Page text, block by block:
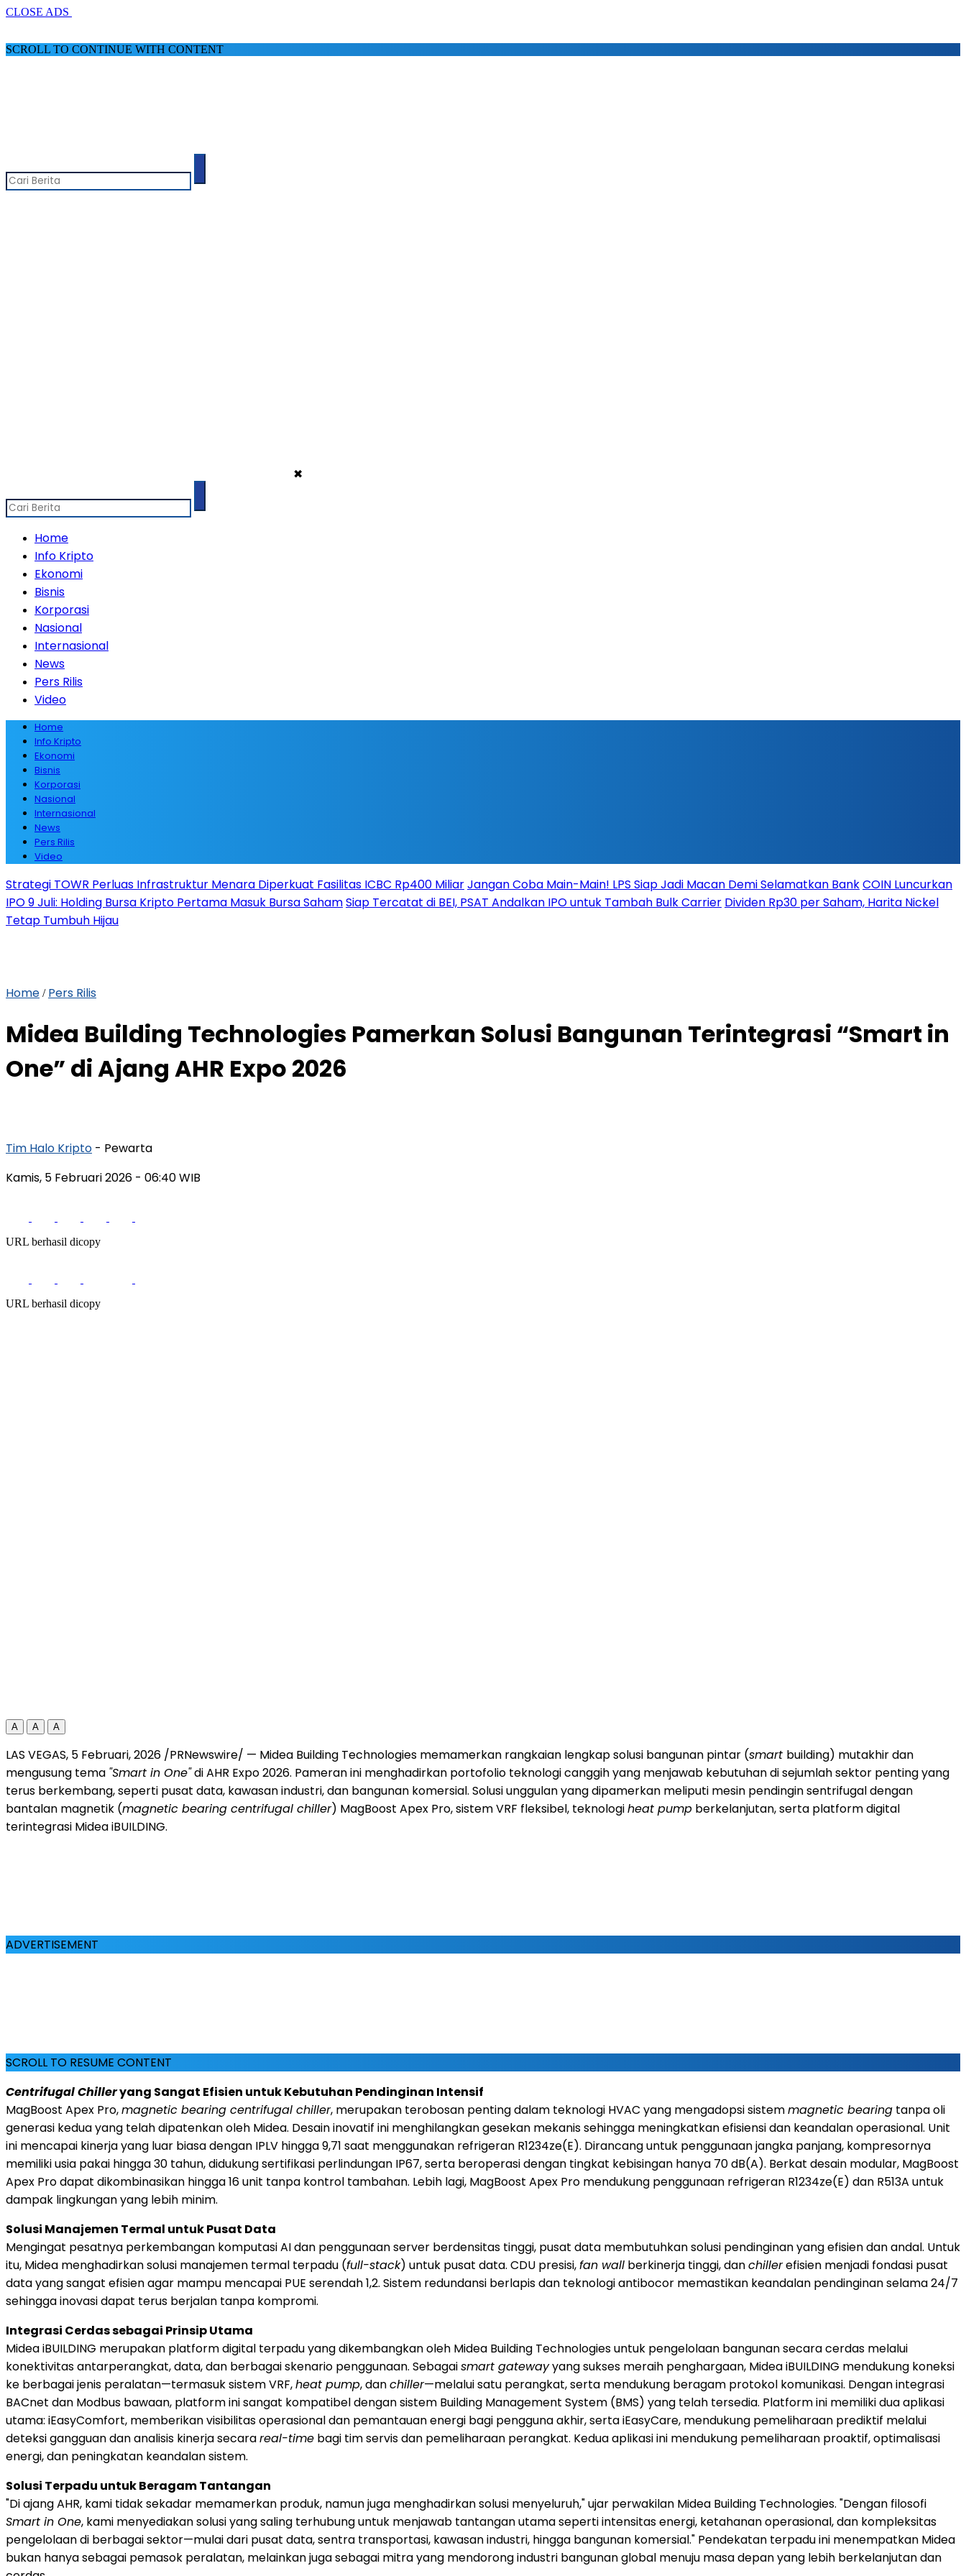
CLOSE ADS
SCROLL TO CONTINUE WITH CONTENT
✖
Home
Info Kripto
Ekonomi
Bisnis
Korporasi
Nasional
Internasional
News
Pers Rilis
Video
Home
Info Kripto
Ekonomi
Bisnis
Korporasi
Nasional
Internasional
News
Pers Rilis
Video
Strategi TOWR Perluas Infrastruktur Menara Diperkuat Fasilitas ICBC Rp400 MiliarJangan Coba Main-Main! LPS Siap Jadi Macan Demi Selamatkan BankCOIN Luncurkan
IPO 9 Juli: Holding Bursa Kripto Pertama Masuk Bursa SahamSiap Tercatat di BEI, PSAT Andalkan IPO untuk Tambah Bulk Carrier Dividen Rp30 per Saham, Harita Nickel
Tetap Tumbuh Hijau
Home / Pers Rilis
Midea Building Technologies Pamerkan Solusi Bangunan Terintegrasi “Smart in
One” di Ajang AHR Expo 2026
Tim Halo Kripto - Pewarta
Kamis, 5 Februari 2026 - 06:40 WIB
URL berhasil dicopy
URL berhasil dicopy
A A A
LAS VEGAS, 5 Februari, 2026 /PRNewswire/ — Midea Building Technologies memamerkan rangkaian lengkap solusi bangunan pintar (smart building) mutakhir dan
mengusung tema "Smart in One"di AHR Expo 2026. Pameran ini menghadirkan portofolio teknologi canggih yang menjawab kebutuhan di sejumlah sektor penting yang
terus berkembang, seperti pusat data, kawasan industri, dan bangunan komersial. Solusi unggulan yang dipamerkan meliputi mesin pendingin sentrifugal dengan
bantalan magnetik (magnetic bearing centrifugal chiller) MagBoost Apex Pro, sistem VRF fleksibel, teknologiheat pump berkelanjutan, serta platform digital
terintegrasi Midea iBUILDING.
ADVERTISEMENT
SCROLL TO RESUME CONTENT
Centrifugal Chilleryang Sangat Efisien untuk Kebutuhan Pendinginan Intensif
MagBoost Apex Pro,magnetic bearing centrifugal chiller, merupakan terobosan penting dalam teknologi HVAC yang mengadopsi sistemmagnetic bearing tanpa oli
generasi kedua yang telah dipatenkan oleh Midea. Desain inovatif ini menghilangkan gesekan mekanis sehingga meningkatkan efisiensi dan keandalan operasional. Unit
ini mencapai kinerja yang luar biasa dengan IPLV hingga 9,71 saat menggunakan refrigeran R1234ze(E). Dirancang untuk penggunaan jangka panjang, kompresornya
memiliki usia pakai hingga 30 tahun, didukung sertifikasi perlindungan IP67, serta beroperasi dengan tingkat kebisingan hanya 70 dB(A). Berkat desain modular, MagBoost
Apex Pro dapat dikombinasikan hingga 16 unit tanpa kontrol tambahan. Lebih lagi, MagBoost Apex Pro mendukung penggunaan refrigeran R1234ze(E) dan R513A untuk
dampak lingkungan yang lebih minim.
Solusi Manajemen Termal untuk Pusat Data
Mengingat pesatnya perkembangan komputasi AI dan penggunaan server berdensitas tinggi, pusat data membutuhkan solusi pendinginan yang efisien dan andal. Untuk
itu, Midea menghadirkan solusi manajemen termal terpadu (full-stack) untuk pusat data. CDU presisi,fan wall berkinerja tinggi, danchillerefisien menjadi fondasi pusat
data yang sangat efisien agar mampu mencapai PUE serendah 1,2. Sistem redundansi berlapis dan teknologi antibocor memastikan keandalan pendinginan selama 24/7
sehingga inovasi dapat terus berjalan tanpa kompromi.
Integrasi Cerdas sebagai Prinsip Utama
Midea iBUILDING merupakan platform digital terpadu yang dikembangkan oleh Midea Building Technologies untuk pengelolaan bangunan secara cerdas melalui
konektivitas antarperangkat, data, dan berbagai skenario penggunaan. Sebagaismart gatewayyang sukses meraih penghargaan, Midea iBUILDING mendukung koneksi
ke berbagai jenis peralatan—termasuk sistem VRF,heat pump, danchiller—melalui satu perangkat, serta mendukung beragam protokol komunikasi. Dengan integrasi
BACnet dan Modbus bawaan, platform ini sangat kompatibel dengan sistem Building Management System (BMS) yang telah tersedia. Platform ini memiliki dua aplikasi
utama: iEasyComfort, memberikan visibilitas operasional dan pemantauan energi bagi pengguna akhir, serta iEasyCare, mendukung pemeliharaan prediktif melalui
deteksi gangguan dan analisis kinerja secarareal-time bagi tim servis dan pemeliharaan perangkat. Kedua aplikasi ini mendukung pemeliharaan proaktif, optimalisasi
energi, dan peningkatan keandalan sistem.
Solusi Terpadu untuk Beragam Tantangan
"Di ajang AHR, kami tidak sekadar memamerkan produk, namun juga menghadirkan solusi menyeluruh," ujar perwakilan Midea Building Technologies. "Dengan filosofi
Smart in One, kami menyediakan solusi yang saling terhubung untuk menjawab tantangan utama seperti intensitas energi, ketahanan operasional, dan kompleksitas
pengelolaan di berbagai sektor—mulai dari pusat data, sentra transportasi, kawasan industri, hingga bangunan komersial." Pendekatan terpadu ini menempatkan Midea
bukan hanya sebagai pemasok peralatan, melainkan juga sebagai mitra yang mendorong industri bangunan global menuju masa depan yang lebih berkelanjutan dan